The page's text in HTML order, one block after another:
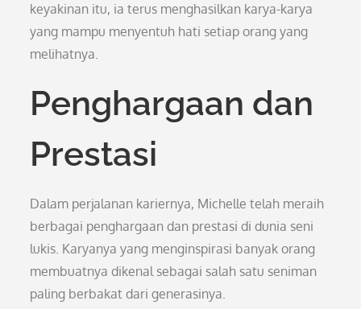
keyakinan itu, ia terus menghasilkan karya-karya
yang mampu menyentuh hati setiap orang yang
melihatnya.
Penghargaan dan
Prestasi
Dalam perjalanan kariernya, Michelle telah meraih
berbagai penghargaan dan prestasi di dunia seni
lukis. Karyanya yang menginspirasi banyak orang
membuatnya dikenal sebagai salah satu seniman
paling berbakat dari generasinya.